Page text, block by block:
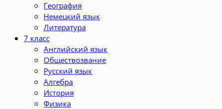
География
Немецкий язык
Литература
7 класс
Английский язык
Обществозвание
Русский язык
Алгебра
История
Физика